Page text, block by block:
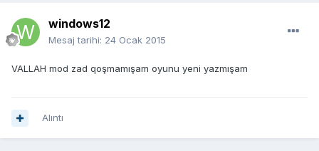
windows12
Mesaj tarihi: 24 Ocak 2015
VALLAH mod zad qoşmamışam oyunu yeni yazmışam
Alıntı